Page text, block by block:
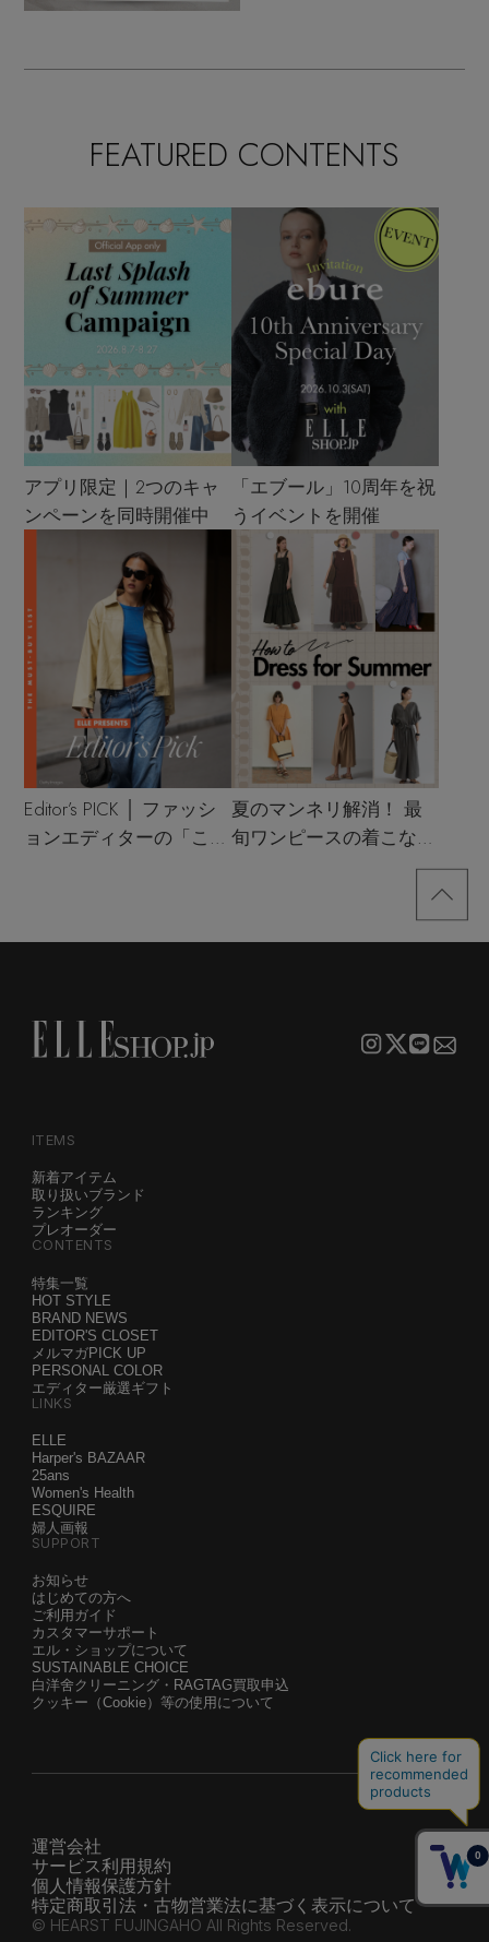
FEATURED CONTENTS
アプリ限定｜2つのキャ
ンペーンを同時開催中
「エブール」10周年を祝
うイベントを開催
Editor’s PICK │ ファッシ
ョンエディターの「これ
夏のマンネリ解消！ 最
旬ワンピースの着こなし
ITEMS
新着アイテム
取り扱いブランド
ランキング
プレオーダー
CONTENTS
特集一覧
HOT STYLE
BRAND NEWS
EDITOR'S CLOSET
メルマガPICK UP
PERSONAL COLOR
エディター厳選ギフト
LINKS
ELLE
Harper's BAZAAR
25ans
Women's Health
ESQUIRE
婦人画報
SUPPORT
お知らせ
はじめての方へ
ご利用ガイド
カスタマーサポート
エル・ショップについて
SUSTAINABLE CHOICE
白洋舍クリーニング・RAGTAG買取申込
クッキー（Cookie）等の使用について
運営会社
サービス利用規約
個人情報保護方針
特定商取引法・古物営業法に基づく表示について
© HEARST FUJINGAHO All Rights Reserved.